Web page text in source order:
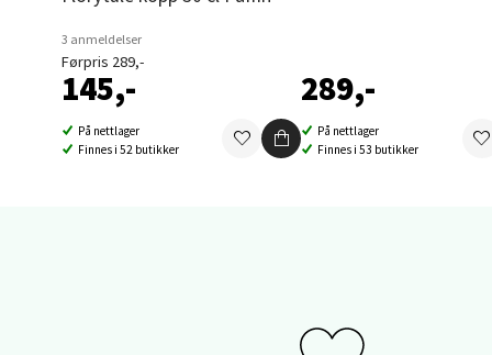
3 anmeldelser
Førpris 289,-
145,-
På nettlager
Finnes i 52 butikker
289,-
På nettlager
Finnes i 53 butikker
Thon
Åpent
0 i